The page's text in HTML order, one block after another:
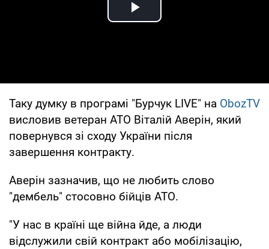
Play Video
Таку думку в програмі "Бурчук LIVE" на ObozTV
висловив ветеран АТО Віталій Аверін, який
повернувся зі сходу України після
завершення контракту.
Аверін зазначив, що не любить слово
"дембель" стосовно бійців АТО.
"У нас в країні ще війна йде, а люди
відслужили свій контракт або мобілізацію,